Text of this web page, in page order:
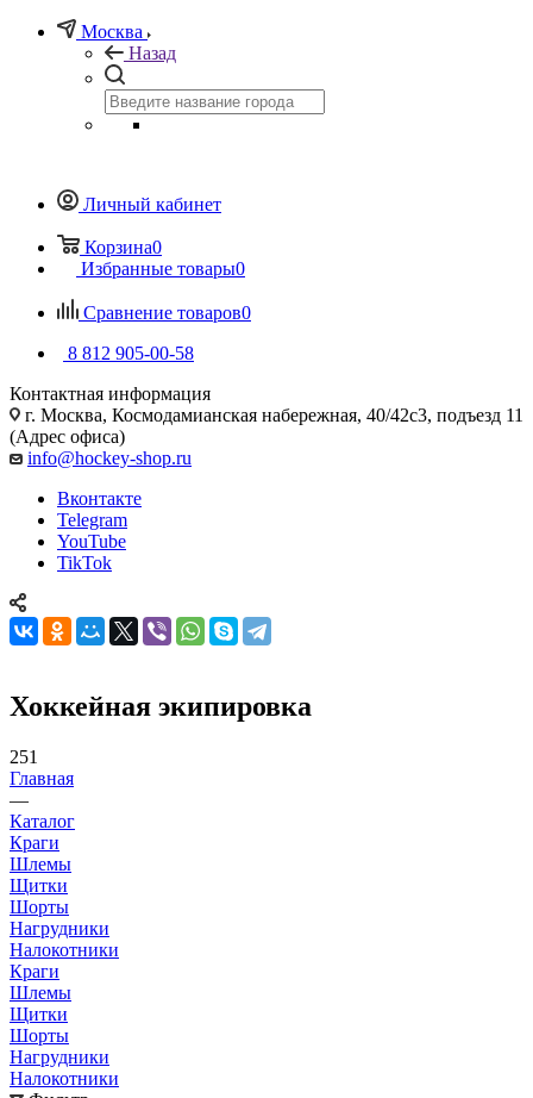
Москва
Назад
Личный кабинет
Корзина0
Избранные товары0
Сравнение товаров0
8 812 905-00-58
Контактная информация
г. Москва, Космодамианская набережная, 40/42с3, подъезд 11
(Адрес офиса)
info@hockey-shop.ru
Вконтакте
Telegram
YouTube
TikTok
Хоккейная экипировка
251
Главная
—
Каталог
Краги
Шлемы
Щитки
Шорты
Нагрудники
Налокотники
Краги
Шлемы
Щитки
Шорты
Нагрудники
Налокотники